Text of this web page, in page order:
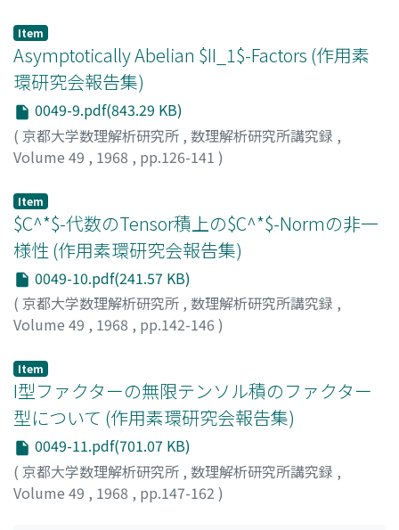
Item
Asymptotically Abelian $II_1$-Factors (作用素
環研究会報告集)
0049-9.pdf(843.29 KB)
( 京都大学数理解析研究所 , 数理解析研究所講究録 ,
Volume 49 , 1968 , pp.126-141 )
Item
$C^*$-代数のTensor積上の$C^*$-Normの非一
様性 (作用素環研究会報告集)
0049-10.pdf(241.57 KB)
( 京都大学数理解析研究所 , 数理解析研究所講究録 ,
Volume 49 , 1968 , pp.142-146 )
Item
I型ファクターの無限テンソル積のファクター
型について (作用素環研究会報告集)
0049-11.pdf(701.07 KB)
( 京都大学数理解析研究所 , 数理解析研究所講究録 ,
Volume 49 , 1968 , pp.147-162 )